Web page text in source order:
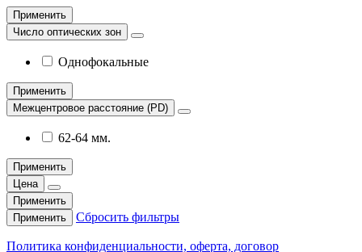
Применить
Число оптических зон
Однофокальные
Применить
Межцентровое расстояние (PD)
62-64 мм.
Применить
Цена
Применить
Применить
Сбросить фильтры
Политика конфиденциальности, оферта, договор